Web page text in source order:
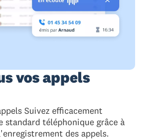
vos appels
Suivez efficacement
téléphonique grâce à
des appels.